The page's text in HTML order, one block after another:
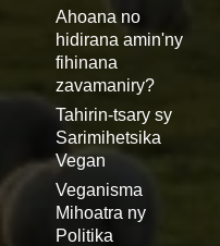
Ahoana no
hidirana amin'ny
fihinana
zavamaniry?
Tahirin-tsary sy
Sarimihetsika
Vegan
Veganisma
Mihoatra ny
Politika